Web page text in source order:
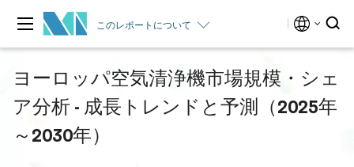
このレポートについて
ヨーロッパ空気清浄機市場規模・シェ
ア分析 - 成長トレンドと予測（2025年
～2030年）